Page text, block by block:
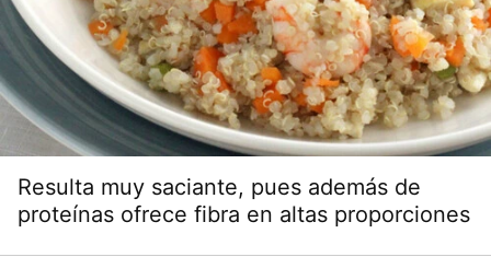
Resulta muy saciante, pues además de
proteínas ofrece fibra en altas proporciones